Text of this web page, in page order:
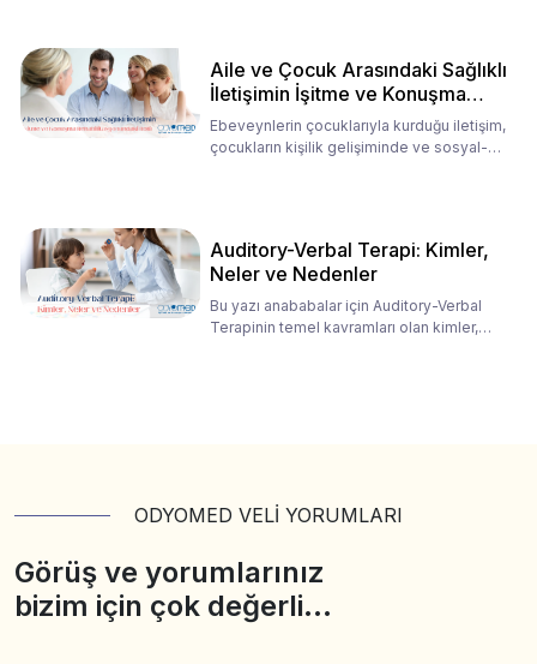
Aile ve Çocuk Arasındaki Sağlıklı
İletişimin İşitme ve Konuşma
Rehabilitasyonundaki Rolü
Ebeveynlerin çocuklarıyla kurduğu iletişim,
çocukların kişilik gelişiminde ve sosyal-
Auditory-Verbal Terapi: Kimler,
Neler ve Nedenler
Bu yazı anababalar için Auditory-Verbal
Terapinin temel kavramları olan kimler,
ODYOMED VELİ YORUMLARI
Görüş ve yorumlarınız
bizim için çok değerli…